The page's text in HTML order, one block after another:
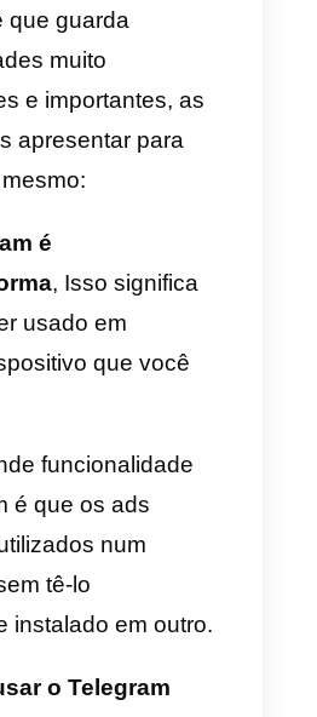
afiliadas aos canais e
você.
você sabe como
os grupos e
para o marketing,
pronto/a para
com os
no Telegram para
as vendas
tem se
em uma das